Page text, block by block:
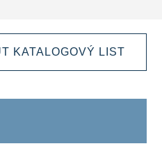
KATALOGOVÝ LIST